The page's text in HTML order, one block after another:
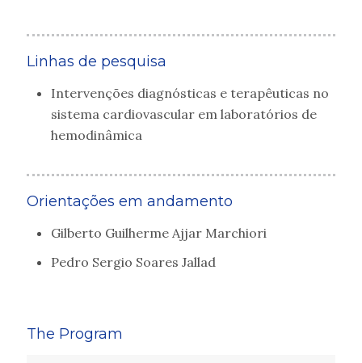
Linhas de pesquisa
Intervenções diagnósticas e terapêuticas no
sistema cardiovascular em laboratórios de
hemodinâmica
Orientações em andamento
Gilberto Guilherme Ajjar Marchiori
Pedro Sergio Soares Jallad
The Program